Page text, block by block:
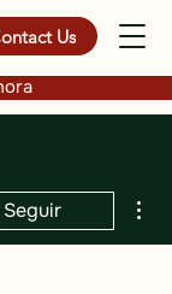
Us
Seguir